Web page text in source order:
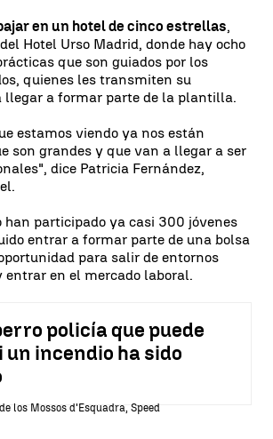
en un hotel de cinco estrellas,
Hotel Urso Madrid, donde hay ocho
que son guiados por los
quienes les transmiten su
llegar a formar parte de la plantilla.
estamos viendo ya nos están
son grandes y que van a llegar a ser
dice Patricia Fernández,
han participado ya casi 300 jóvenes
entrar a formar parte de una bolsa
para salir de entornos
entrar en el mercado laboral.
policía que puede
incendio ha sido